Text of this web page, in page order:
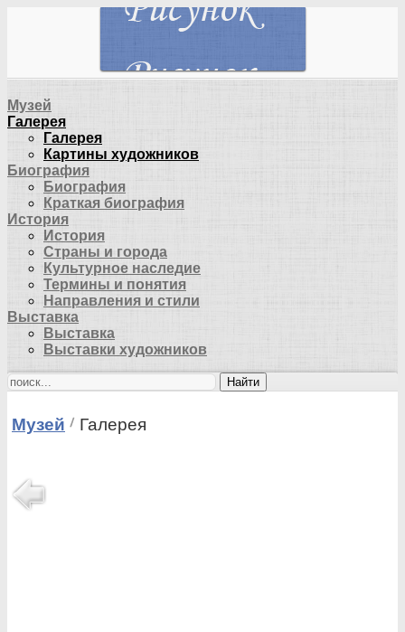
Музей
Галерея
Галерея
Картины художников
Биография
Биография
Краткая биография
История
История
Страны и города
Культурное наследие
Термины и понятия
Направления и стили
Выставка
Выставка
Выставки художников
Найти
Музей Галерея